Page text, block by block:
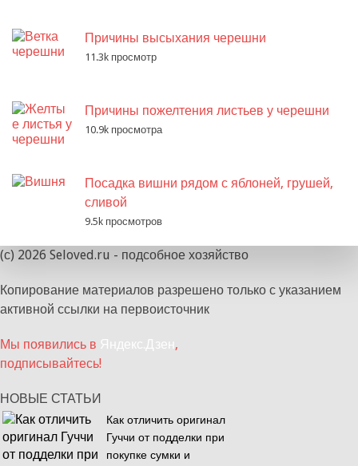
Причины высыхания черешни
11.3k просмотр
Причины пожелтения листьев у черешни
10.9k просмотра
Посадка вишни рядом с яблоней, грушей,
сливой
9.5k просмотров
(с) 2026 Seloved.ru - подсобное хозяйство
Копирование материалов разрешено только с указанием
активной ссылки на первоисточник
Мы появились в Яндекс.Дзен,
подписывайтесь!
НОВЫЕ СТАТЬИ
Как отличить оригинал
Гуччи от подделки при
покупке сумки и